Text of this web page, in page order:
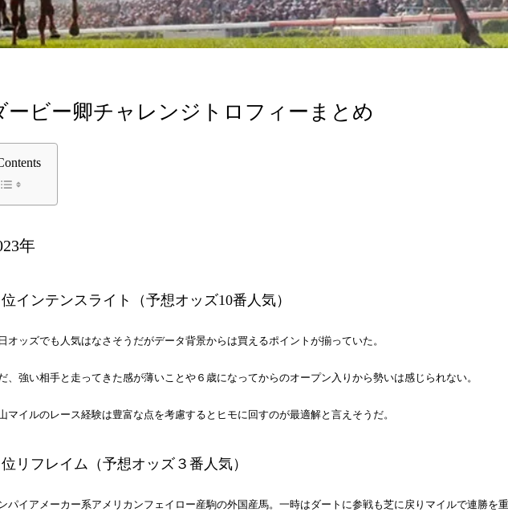
ービー卿チャレンジトロフィーまとめ
年
位インテンスライト（予想オッズ10番人気）
オッズでも人気はなさそうだがデータ背景からは買えるポイントが揃っていた。
、強い相手と走ってきた感が薄いことや６歳になってからのオープン入りから勢いは感じられない。
マイルのレース経験は豊富な点を考慮するとヒモに回すのが最適解と言えそうだ。
位リフレイム（予想オッズ３番人気）
パイアメーカー系アメリカンフェイロー産駒の外国産馬。一時はダートに参戦も芝に戻りマイルで連勝を重